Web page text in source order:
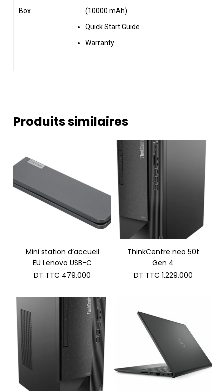
Box
(10000 mAh)
Quick Start Guide
Warranty
Produits similaires
Mini station d’accueil
EU Lenovo USB-C
DT TTC 479,000
ThinkCentre neo 50t
Gen 4
DT TTC 1.229,000